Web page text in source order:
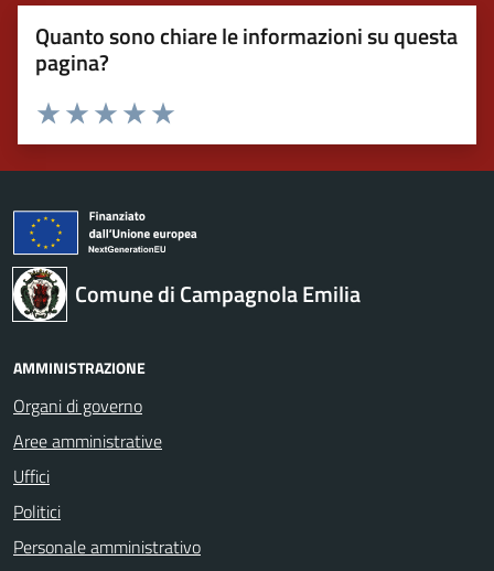
Quanto sono chiare le informazioni su questa
pagina?
Valuta 5 stelle su 5
Valuta 4 stelle su 5
Valuta 3 stelle su 5
Valuta 2 stelle su 5
Valuta 1 stelle su 5
Comune di Campagnola Emilia
AMMINISTRAZIONE
Organi di governo
Aree amministrative
Uffici
Politici
Personale amministrativo